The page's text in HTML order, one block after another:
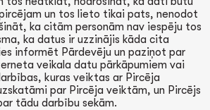
un tos lieto tikai pats, nenodot
ka citām personām nav iespēju tos
ka datus ir uzzinājis kāda cita
informēt Pārdevēju un paziņot par
veikala datu pārkāpumiem vai
kuras veiktas ar Pircēja
par Pircēja veiktām, un Pircējs
tādu darbību sekām.